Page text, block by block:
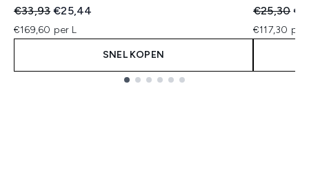
Recommended Retail Price:
€33,93Huidige prijs:
€25,44
€169,60 per L
SNEL KOPEN
€25,30
€117,30 per